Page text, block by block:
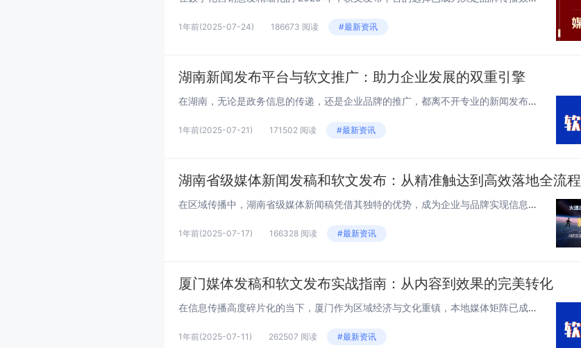
1年前(2025-07-24) 186673 阅读 #最新资讯
湖南新闻发布平台与软文推广：助力企业发展的双重引擎
在湖南，无论是政务信息的传递，还是企业品牌的推广，都离不开专业的新闻发布平台和高效的软文推广策略。它们如同助力企业发展的双重引擎，为企业在湖南这片充满活力的土地上稳健前行提供强大动力。湖南省级新闻发布平台：权威与多元并存政务类平台：官方声音...
1年前(2025-07-21) 171502 阅读 #最新资讯
湖南省级媒体新闻发稿和软文发布：从精准触达到高效落地全流程
在区域传播中，湖南省级媒体新闻稿凭借其独特的优势，成为企业与品牌实现信息有效传递的重要途径。无论是精准覆盖目标受众、保障传播质量，还是整合资源强化效果，都有一套科学的方法与策略，以下为详细解析。洞悉省级媒体特性，奠定传播基础湖南省级主流媒体...
1年前(2025-07-17) 166328 阅读 #最新资讯
厦门媒体发稿和软文发布实战指南：从内容到效果的完美转化
在信息传播高度碎片化的当下，厦门作为区域经济与文化重镇，本地媒体矩阵已成为企业品牌传播、信息触达的核心阵地。无论是本土企业深耕市场，还是外来品牌渗透区域，能否高效运用厦门媒体资源，直接影响传播效果与商业转化。本文整合厦门媒体发稿的核心要点，...
1年前(2025-07-11) 262507 阅读 #最新资讯